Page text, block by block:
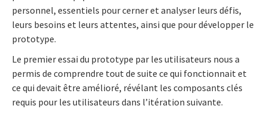
personnel, essentiels pour cerner et analyser leurs défis,
leurs besoins et leurs attentes, ainsi que pour développer le
prototype.
Le premier essai du prototype par les utilisateurs nous a
permis de comprendre tout de suite ce qui fonctionnait et
ce qui devait être amélioré, révélant les composants clés
requis pour les utilisateurs dans l’itération suivante.